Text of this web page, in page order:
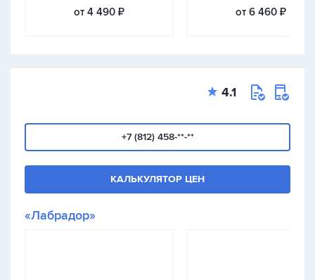
от 4 490 ₽
от 6 460 ₽
4.1
+7 (812) 458-**-**
КАЛЬКУЛЯТОР ЦЕН
«Лабрадор»